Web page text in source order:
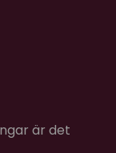
är det